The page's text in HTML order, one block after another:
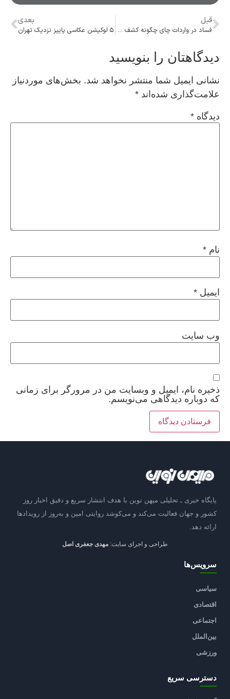
قبل
فساد در واردات چای چگونه کشف شد؟
بعدی
۵ لوکیشن عکاسی پاییز نزدیک تهران
دیدگاهتان را بنویسید
نشانی ایمیل شما منتشر نخواهد شد. بخش‌های موردنیاز
علامت‌گذاری شده‌اند *
دیدگاه *
نام *
ایمیل *
وب‌ سایت
ذخیره نام، ایمیل و وبسایت من در مرورگر برای زمانی
که دوباره دیدگاهی می‌نویسم.
پایگاه خبری ـ تحلیلی میهن نوین با هدف انتشار سریع و دقیق اخبار روز
کشور و جهان فعالیت می‌کند و می‌کوشد روایتی امین و به‌روز از رویدادها
ارائه دهد.
طراحی و اجرای سایت: مهدی جعفری اصل
سرویس‌ها
سیاسی
اقتصادی
اجتماعی
بین‌الملل
ورزشی
دسترسی سریع